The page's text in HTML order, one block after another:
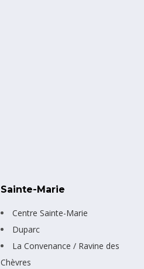
Sainte-Marie
Centre Sainte-Marie
Duparc
La Convenance / Ravine des
Chèvres